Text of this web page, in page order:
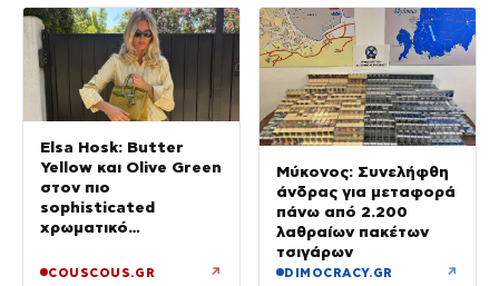
Elsa Hosk: Butter
Yellow και Olive Green
στον πιο
sophisticated
χρωματικό
match μοτίβα
COUSCOUS.GR ↗
Μύκονος: Συνελήφθη
άνδρας για μεταφορά
πάνω από 2.200
λαθραίων πακέτων
τσιγάρων
DIMOCRACY.GR ↗